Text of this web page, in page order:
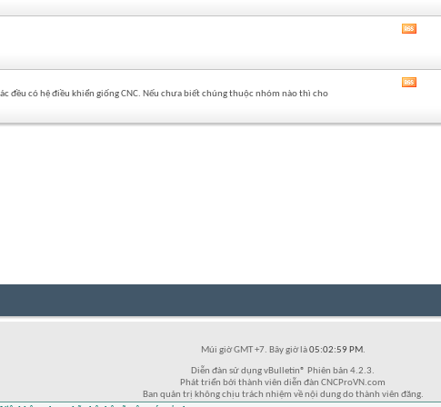
diễn
diễn
đều có hệ điều khiển giống CNC. Nếu chưa biết chúng thuộc nhóm nào thì cho
diễn
Múi giờ GMT +7. Bây giờ là05:02:59 PM.
Diễn đàn sử dụng vBulletin® Phiên bản 4.2.3.
Phát triển bởi thành viên diễn đàn CNCProVN.com
Ban quản trị không chịu trách nhiệm về nội dung do thành viên đăng.